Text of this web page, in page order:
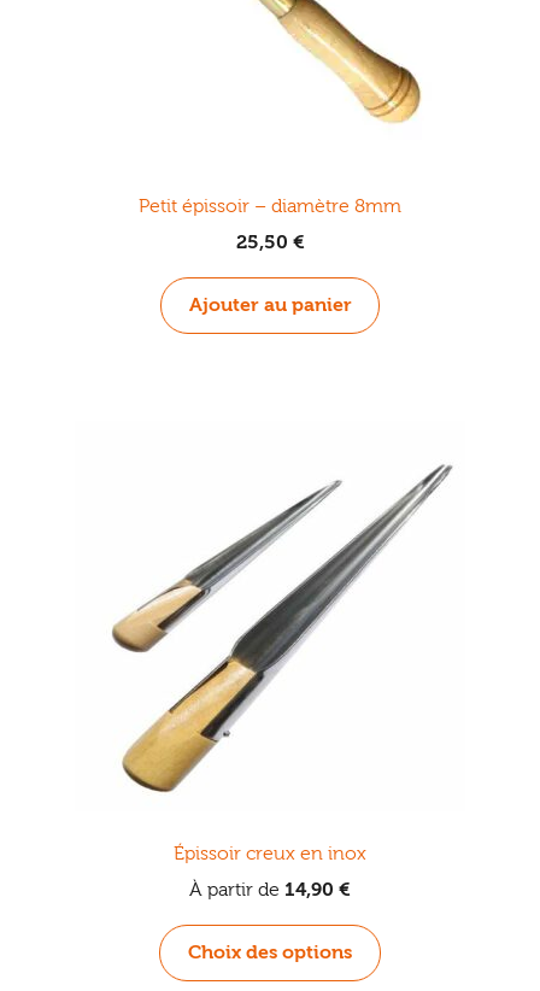
Petit épissoir – diamètre 8mm
25,50 €
Ajouter au panier
Épissoir creux en inox
À partir de 14,90 €
Choix des options
Ce
produit